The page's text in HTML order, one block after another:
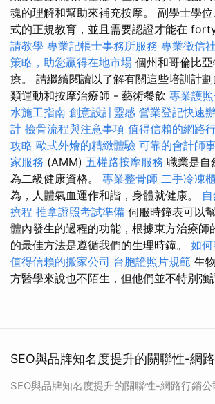
魂的理解和幫助來補充按摩。 副學士學
式的正規教育，並且需要認證才能在
請教學 專業記帳士事務所服務 專業徵信
策略，助您贏得在地市場 個州和哥倫比
療。 請繼續閱讀以了解有關這些培訓計
類運動和按摩治療師 - 藝術餐飲 專業護
水施工指南 創意設計靈感 營業登記快速
計 撿骨流程與注意事項 值得信賴的網路
攻略 歐式外燴的精緻體驗 可靠的會計師
家服務 (AMM) 五權路按摩服務 職業是自
為二級健康資格。 專業整骨師 二手冷凍
為，人體氣血運作和諧，身體就健康。
療程 推拿證照考試準備 伺服時鐘表可以
體內發生的過程的功能，根據東方治療師
的最佳方法是遵循我們的生理時鐘。 如
值得信賴的搬家公司 台胞證照片規範 生
方醫學來說也不陌生，但他們並不特別強
SEO與品牌知名度提升的關聯性-網
SEO與品牌知名度提升的關聯性-網路行銷公